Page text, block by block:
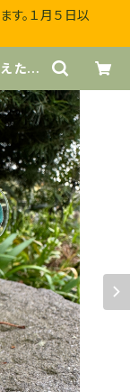
。１月５日以
たそ